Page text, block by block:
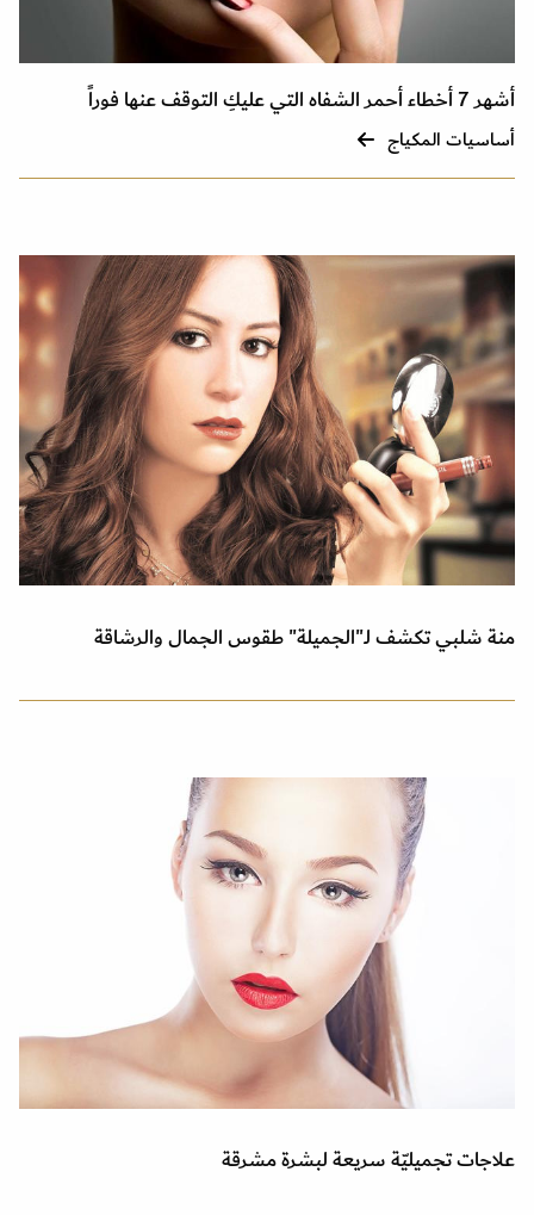
أشهر 7 أخطاء أحمر الشفاه التي عليكِ التوقف عنها فوراً
أساسيات المكياج
منة شلبي تكشف لـ"الجميلة" طقوس الجمال والرشاقة
علاجات تجميليّة سريعة لبشرة مشرقة